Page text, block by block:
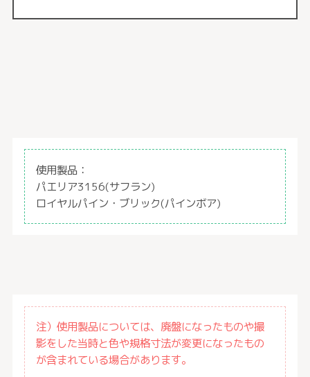
使用製品：
パエリア3156(サフラン)
ロイヤルパイン・ブリック(パインボア)
注）使用製品については、廃盤になったものや撮
影をした当時と色や規格寸法が変更になったもの
が含まれている場合があります。